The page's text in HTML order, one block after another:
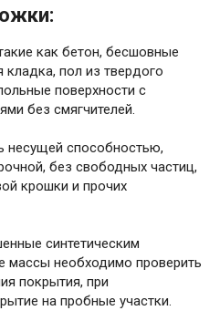
как бетон, бесшовные
кладка, пол из твердого
поверхности с
без смягчителей.
несущей способностью,
без свободных частиц,
крошки и прочих
синтетическим
необходимо проверить
покрытия, при
на пробные участки.